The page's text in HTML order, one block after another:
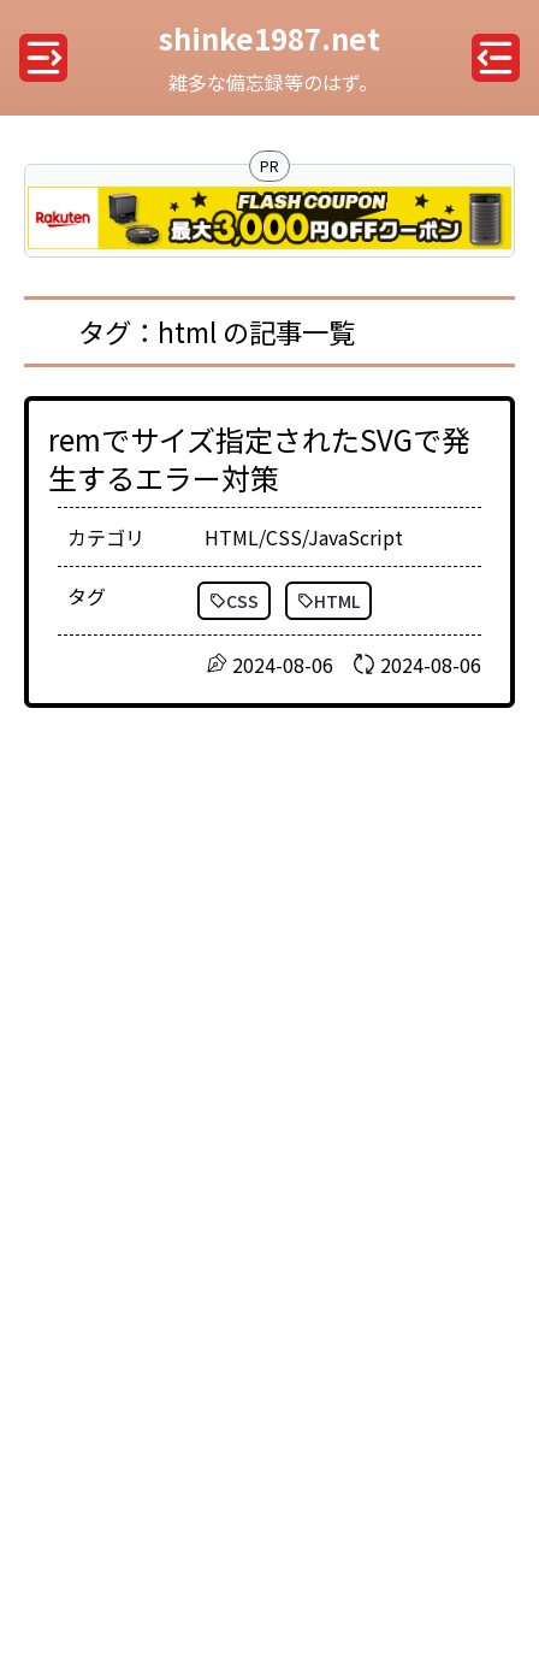
shinke1987.net
雑多な備忘録等のはず。
PR
タグ：html の記事一覧
remでサイズ指定されたSVGで発
生するエラー対策
カテゴリ HTML/CSS/JavaScript
タグ CSS HTML
2024-08-06 2024-08-06